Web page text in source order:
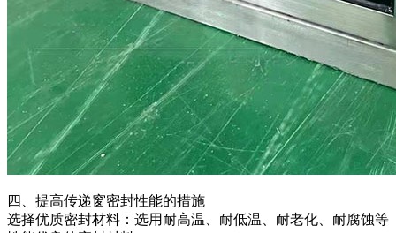
四、提高传递窗密封性能的措施
选择优质密封材料：选用耐高温、耐低温、耐老化、耐腐蚀等